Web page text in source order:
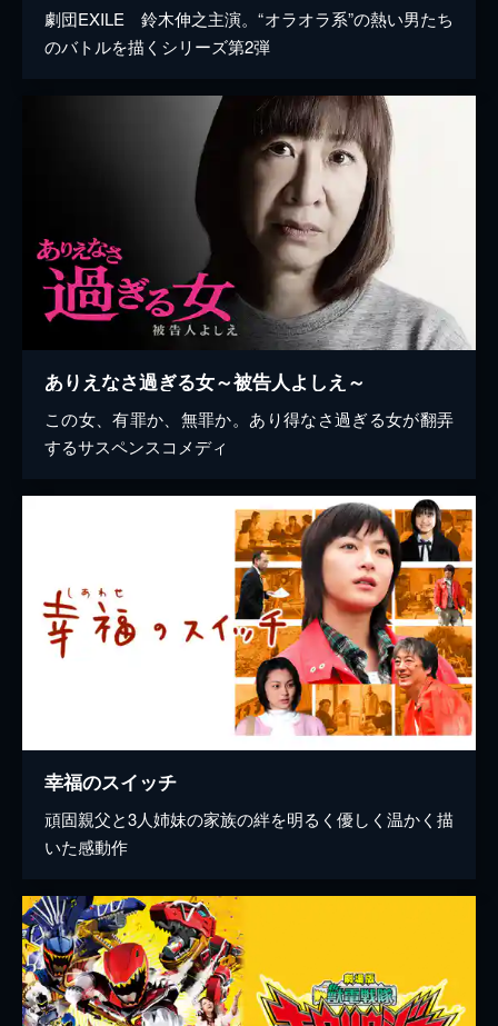
劇団EXILE 鈴木伸之主演。“オラオラ系”の熱い男たち
のバトルを描くシリーズ第2弾
ありえなさ過ぎる女～被告人よしえ～
この女、有罪か、無罪か。あり得なさ過ぎる女が翻弄
するサスペンスコメディ
幸福のスイッチ
頑固親父と3人姉妹の家族の絆を明るく優しく温かく描
いた感動作